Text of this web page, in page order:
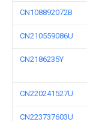
CN108892072B
CN210559086U
CN2186235Y
CN220241527U
CN223737603U